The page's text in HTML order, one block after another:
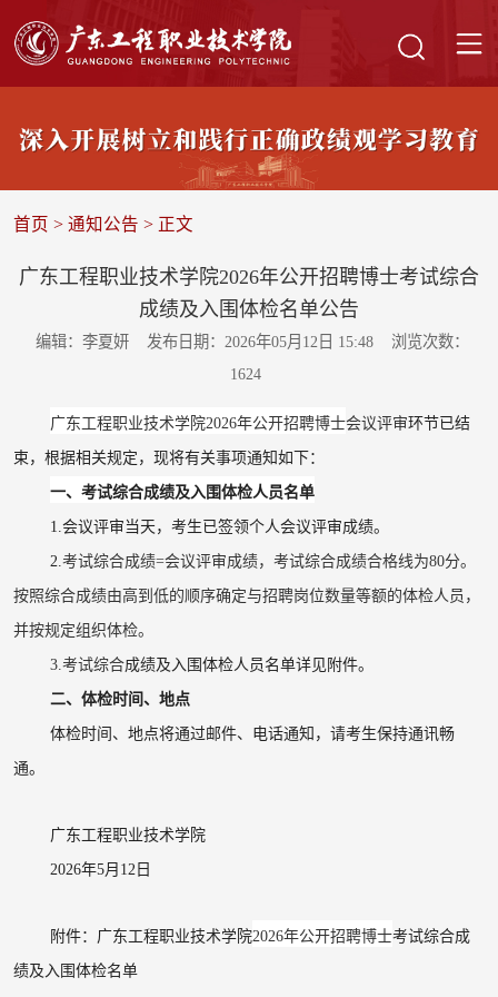
首页 > 通知公告 > 正文
广东工程职业技术学院2026年公开招聘博士考试综合
成绩及入围体检名单公告
编辑：李夏妍 发布日期：2026年05月12日 15:48
浏览次数：
1624
广东工程职业技术学院2026年公开招聘博士会议评审环节已结
束，根据相关规定，现将有关事项通知如下：
一、考试综合成绩及入围体检人员名单
1.会议评审 当天，考生已签领个人会议评审成绩。
2.考试综合成绩=会议评审成绩，考试综合成绩合格线为80分。
按照综合成绩由高到低的顺序确定与招聘岗位数量等额的体检人员，
并按规定组织体检。
3.考试综合成绩及入围体检人员名单详见附件。
二、体检时间、地点
体检时间、地点将通过邮件、电话通知，请考生保持通讯畅
通。
广东工程职业技术学院
2026年5月 12 日
附件：广东工程职业技术学院2026年公开招聘博士考试综合成
绩及入围体检名单